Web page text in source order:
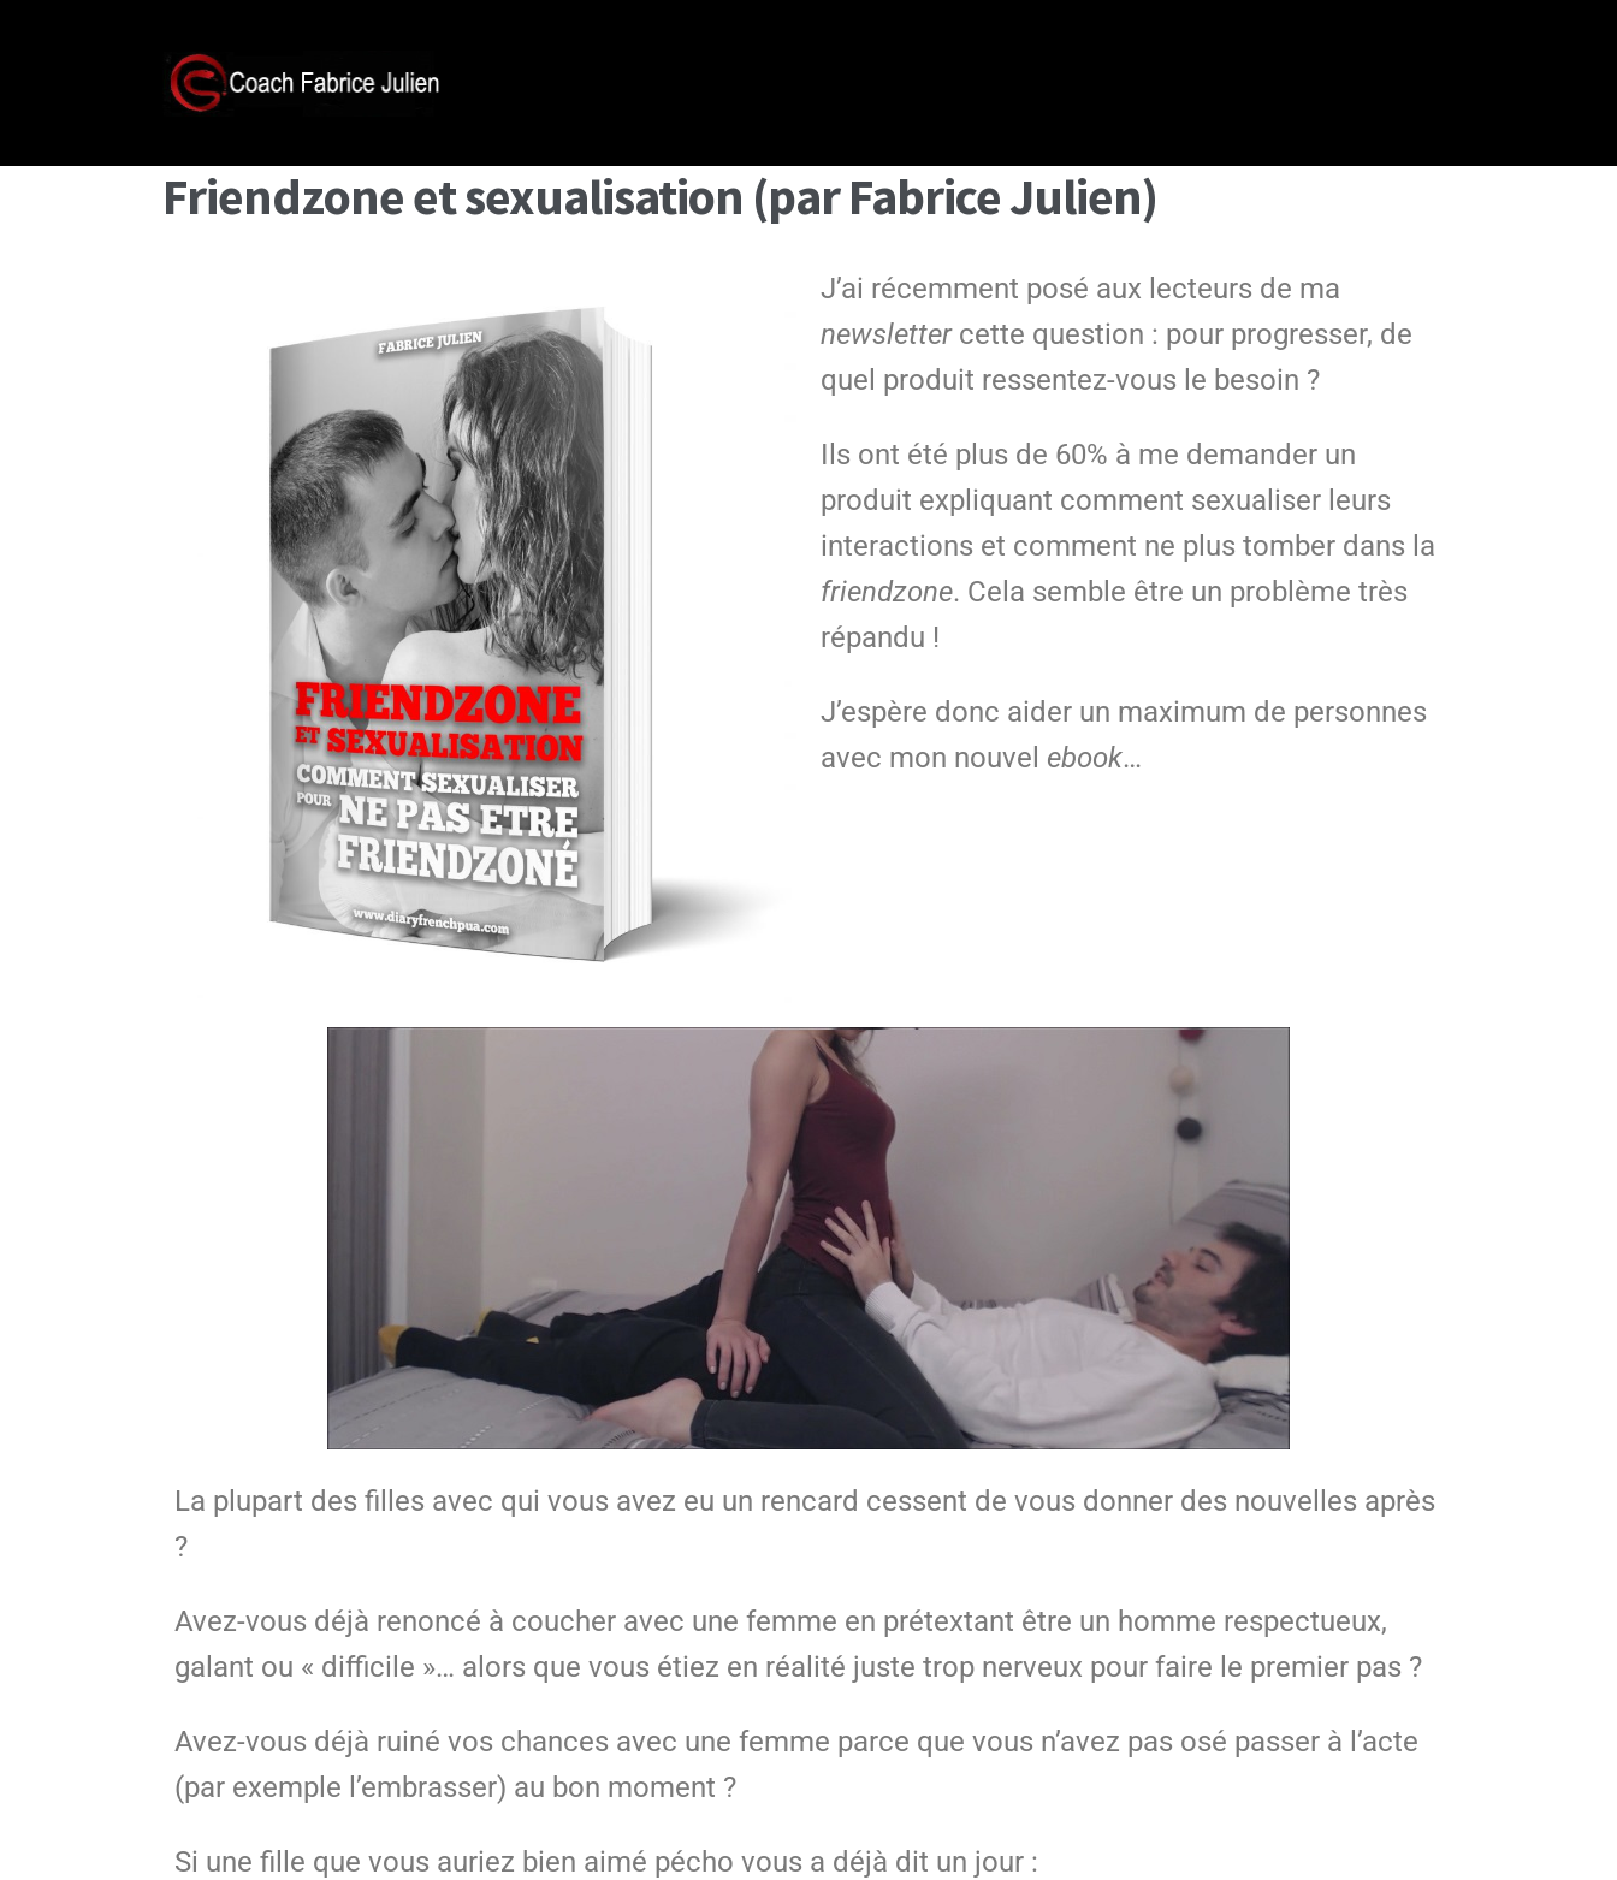
Friendzone et sexualisation (par Fabrice Julien)
J’ai récemment posé aux lecteurs de ma
newslettercette question : pour progresser, de
quel produit ressentez-vous le besoin ?
Ils ont été plus de 60% à me demander un
produit expliquant comment sexualiser leurs
interactions et comment ne plus tomber dans la
friendzone. Cela semble être un problème très
répandu !
J’espère donc aider un maximum de personnes
avec mon nouvel ebook…
La plupart des filles avec qui vous avez eu un rencard cessent de vous donner des nouvelles après
?
Avez-vous déjà renoncé à coucher avec une femme en prétextant être un homme respectueux,
galant ou « difficile »… alors que vous étiez en réalité juste trop nerveux pour faire le premier pas ?
Avez-vous déjà ruiné vos chances avec une femme parce que vous n’avez pas osé passer à l’acte
(par exemple l’embrasser) au bon moment ?
Si une fille que vous auriez bien aimé pécho vous a déjà dit un jour :